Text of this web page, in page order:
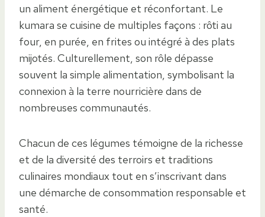
un aliment énergétique et réconfortant. Le
kumara se cuisine de multiples façons : rôti au
four, en purée, en frites ou intégré à des plats
mijotés. Culturellement, son rôle dépasse
souvent la simple alimentation, symbolisant la
connexion à la terre nourricière dans de
nombreuses communautés.
Chacun de ces légumes témoigne de la richesse
et de la diversité des terroirs et traditions
culinaires mondiaux tout en s’inscrivant dans
une démarche de consommation responsable et
santé.